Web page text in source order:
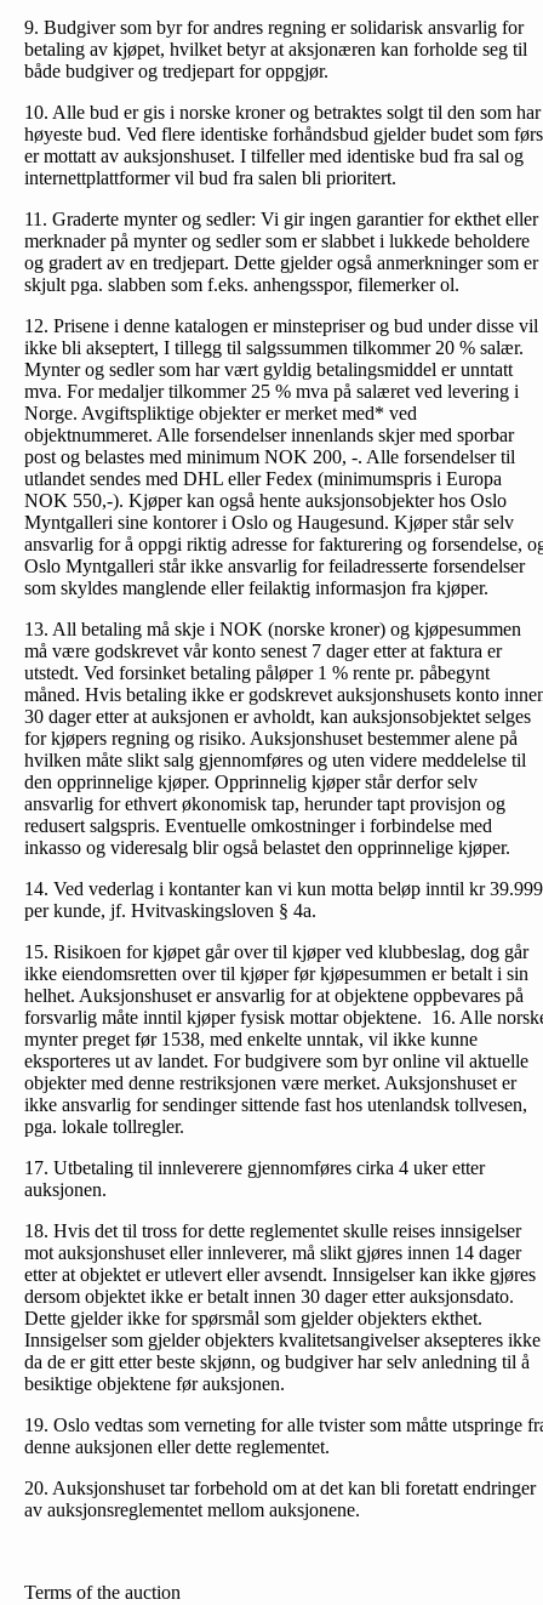
9. Budgiver som byr for andres regning er solidarisk ansvarlig for
betaling av kjøpet, hvilket betyr at aksjonæren kan forholde seg til
både budgiver og tredjepart for oppgjør.
10. Alle bud er gis i norske kroner og betraktes solgt til den som har
høyeste bud. Ved flere identiske forhåndsbud gjelder budet som
er mottatt av auksjonshuset. I tilfeller med identiske bud fra sal og
internettplattformer vil bud fra salen bli prioritert.
11. Graderte mynter og sedler: Vi gir ingen garantier for ekthet eller
merknader på mynter og sedler som er slabbet i lukkede beholdere
og gradert av en tredjepart. Dette gjelder også anmerkninger som er
skjult pga. slabben som f.eks. anhengsspor, filemerker ol.
12. Prisene i denne katalogen er minstepriser og bud under disse vil
ikke bli akseptert, I tillegg til salgssummen tilkommer 20 % salær.
Mynter og sedler som har vært gyldig betalingsmiddel er unntatt
mva. For medaljer tilkommer 25 % mva på salæret ved levering i
Norge. Avgiftspliktige objekter er merket med* ved
objektnummeret. Alle forsendelser innenlands skjer med sporbar
post og belastes med minimum NOK 200, -. Alle forsendelser til
utlandet sendes med DHL eller Fedex (minimumspris i Europa
NOK 550,-). Kjøper kan også hente auksjonsobjekter hos Oslo
Myntgalleri sine kontorer i Oslo og Haugesund. Kjøper står selv
ansvarlig for å oppgi riktig adresse for fakturering og forsendelse,
Oslo Myntgalleri står ikke ansvarlig for feiladresserte forsendelser
som skyldes manglende eller feilaktig informasjon fra kjøper.
13. All betaling må skje i NOK (norske kroner) og kjøpesummen
må være godskrevet vår konto senest 7 dager etter at faktura er
utstedt. Ved forsinket betaling påløper 1 % rente pr. påbegynt
måned. Hvis betaling ikke er godskrevet auksjonshusets konto
30 dager etter at auksjonen er avholdt, kan auksjonsobjektet selges
for kjøpers regning og risiko. Auksjonshuset bestemmer alene på
hvilken måte slikt salg gjennomføres og uten videre meddelelse til
den opprinnelige kjøper. Opprinnelig kjøper står derfor selv
ansvarlig for ethvert økonomisk tap, herunder tapt provisjon og
redusert salgspris. Eventuelle omkostninger i forbindelse med
inkasso og videresalg blir også belastet den opprinnelige kjøper.
14. Ved vederlag i kontanter kan vi kun motta beløp inntil kr 39.999
per kunde, jf. Hvitvaskingsloven § 4a.
15. Risikoen for kjøpet går over til kjøper ved klubbeslag, dog går
ikke eiendomsretten over til kjøper før kjøpesummen er betalt i sin
helhet. Auksjonshuset er ansvarlig for at objektene oppbevares på
forsvarlig måte inntil kjøper fysisk mottar objektene. 16. Alle
mynter preget før 1538, med enkelte unntak, vil ikke kunne
eksporteres ut av landet. For budgivere som byr online vil aktuelle
objekter med denne restriksjonen være merket. Auksjonshuset er
ikke ansvarlig for sendinger sittende fast hos utenlandsk tollvesen,
pga. lokale tollregler.
17. Utbetaling til innleverere gjennomføres cirka 4 uker etter
auksjonen.
18. Hvis det til tross for dette reglementet skulle reises inn­sigelser
mot auksjonshuset eller innleverer, må slikt gjøres innen 14 dager
etter at objektet er utlevert eller avsendt. Innsigelser kan ikke gjøres
dersom objektet ikke er betalt innen 30 dager etter auksjonsdato.
Dette gjelder ikke for spørsmål som gjelder objekters ekthet.
Innsigelser som gjelder objekters kvalitetsangivelser aksepteres ikke
da de er gitt etter beste skjønn, og budgiver har selv anledning til å
besiktige objektene før auksjonen.
19. Oslo vedtas som verneting for alle tvister som måtte utspringe
denne auksjonen eller dette reglementet.
20. Auksjonshuset tar forbehold om at det kan bli foretatt endringer
av auksjonsreglementet mellom auksjonene.
Terms of the auction